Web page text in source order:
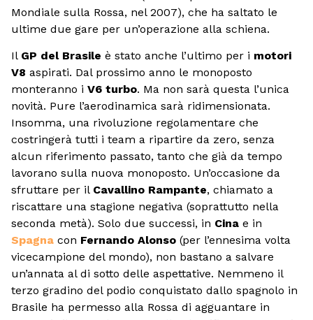
Mondiale sulla Rossa, nel 2007), che ha saltato le
ultime due gare per un’operazione alla schiena.
Il GP del Brasile è stato anche l’ultimo per i motori
V8 aspirati. Dal prossimo anno le monoposto
monteranno i V6 turbo. Ma non sarà questa l’unica
novità. Pure l’aerodinamica sarà ridimensionata.
Insomma, una rivoluzione regolamentare che
costringerà tutti i team a ripartire da zero, senza
alcun riferimento passato, tanto che già da tempo
lavorano sulla nuova monoposto. Un’occasione da
sfruttare per il Cavallino Rampante, chiamato a
riscattare una stagione negativa (soprattutto nella
seconda metà). Solo due successi, in Cina e in
Spagna con Fernando Alonso (per l’ennesima volta
vicecampione del mondo), non bastano a salvare
un’annata al di sotto delle aspettative. Nemmeno il
terzo gradino del podio conquistato dallo spagnolo in
Brasile ha permesso alla Rossa di agguantare in